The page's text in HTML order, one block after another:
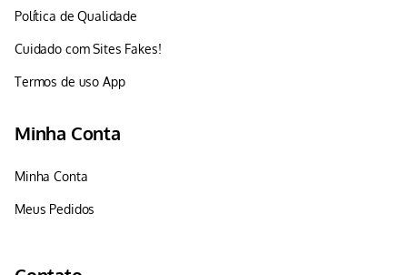
Política de Qualidade
Cuidado com Sites Fakes!
Termos de uso App
Minha Conta
Minha Conta
Meus Pedidos